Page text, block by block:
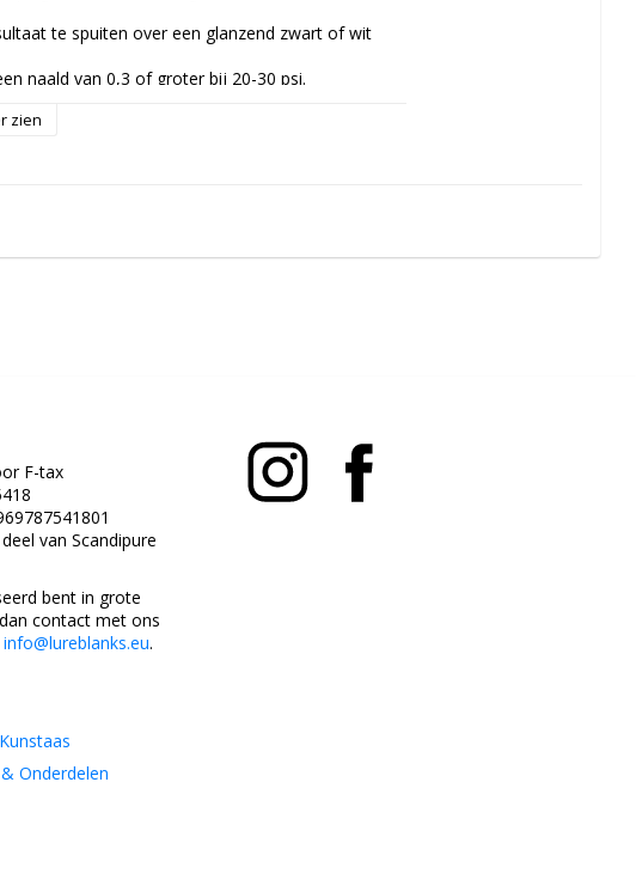
te spuiten over een glanzend zwart of wit
naald van 0,3 of groter bij 20-30 psi.
zien
F-tax
van Scandipure
bent in grote
contact met ons
info@lureblanks.eu.
Onderdelen